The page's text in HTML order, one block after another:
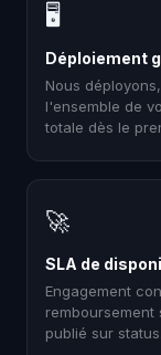
🖥
Déploiement
Nous
l'ensemble de
totale dès le
🚀
SLA de
Engagement
remboursement
publié sur